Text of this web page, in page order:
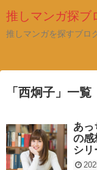
推しマンガ探ブ
推しマンガを探すブロ
「 西炯子 」 一覧
あ
の感
シリ